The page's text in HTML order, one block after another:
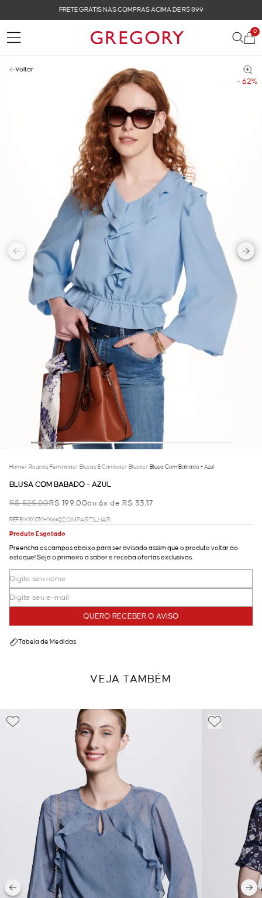
FRETE GRÁTIS NAS COMPRAS ACIMA DE R$ 899
0
- 62%
Voltar
Home/ Roupas Femininas/ Blusas E Camisas/ Blusas/ Blusa Com Babado - Azul
BLUSA COM BABADO - AZUL
R$ 525,00R$ 199,00ou 6x de R$ 33,17
REF.50.01.0210-066
COMPARTILHAR
Produto Esgotado
Preencha os campos abaixo para ser avisado assim que o produto voltar ao
estoque! Seja o primeiro a saber e receba ofertas exclusivas.
QUERO RECEBER O AVISO
Tabela de Medidas
VEJA TAMBÉM